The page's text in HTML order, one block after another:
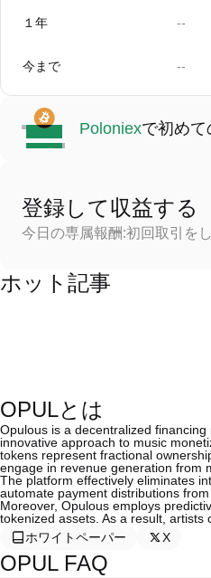
１年 --
今まで --
Poloniexで初めて
登録して収益する
今日の専属報酬:初回取引を
ホット記事
OPULとは
Opulous is a decentralized
innovative approach to music
tokens represent fractional
engage in revenue generation from
The platform effectively eliminates
automate payment distributions
Moreover, Opulous employs
tokenized assets. As a result,
ホワイトペーパー
X
OPUL FAQ